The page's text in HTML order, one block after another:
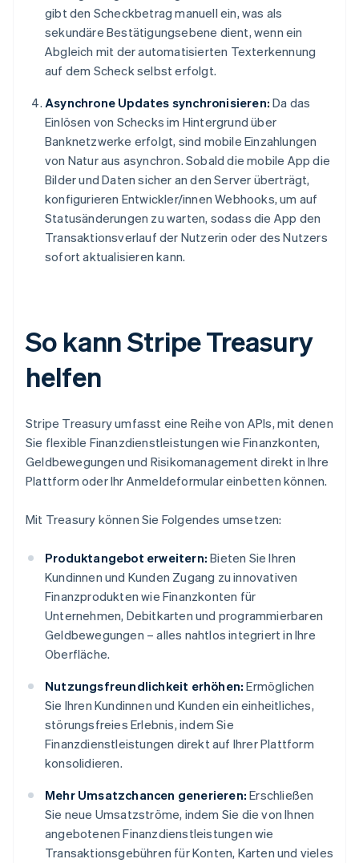
gibt den Scheckbetrag manuell ein, was als
sekundäre Bestätigungsebene dient, wenn ein
Abgleich mit der automatisierten Texterkennung
auf dem Scheck selbst erfolgt.
Asynchrone Updates synchronisieren: Da das
Einlösen von Schecks im Hintergrund über
Banknetzwerke erfolgt, sind mobile Einzahlungen
von Natur aus asynchron. Sobald die mobile App die
Bilder und Daten sicher an den Server überträgt,
konfigurieren Entwickler/innen Webhooks, um auf
Statusänderungen zu warten, sodass die App den
Transaktionsverlauf der Nutzerin oder des Nutzers
sofort aktualisieren kann.
So kann Stripe Treasury
helfen
Stripe Treasury umfasst eine Reihe von APIs, mit denen
Sie flexible Finanzdienstleistungen wie Finanzkonten,
Geldbewegungen und Risikomanagement direkt in Ihre
Plattform oder Ihr Anmeldeformular einbetten können.
Mit Treasury können Sie Folgendes umsetzen:
Produktangebot erweitern: Bieten Sie Ihren
Kundinnen und Kunden Zugang zu innovativen
Finanzprodukten wie Finanzkonten für
Unternehmen, Debitkarten und programmierbaren
Geldbewegungen – alles nahtlos integriert in Ihre
Oberfläche.
Nutzungsfreundlichkeit erhöhen: Ermöglichen
Sie Ihren Kundinnen und Kunden ein einheitliches,
störungsfreies Erlebnis, indem Sie
Finanzdienstleistungen direkt auf Ihrer Plattform
konsolidieren.
Mehr Umsatzchancen generieren: Erschließen
Sie neue Umsatzströme, indem Sie die von Ihnen
angebotenen Finanzdienstleistungen wie
Transaktionsgebühren für Konten, Karten und vieles